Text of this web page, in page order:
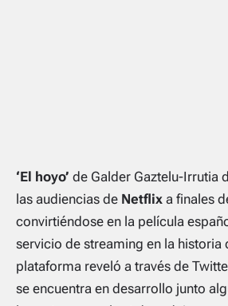
‘El hoyo’ de Galder Gaztelu-Irrutia
las audiencias de Netflix a finales
convirtiéndose en la película
servicio de streaming en la historia
plataforma reveló a través de
se encuentra en desarrollo junto